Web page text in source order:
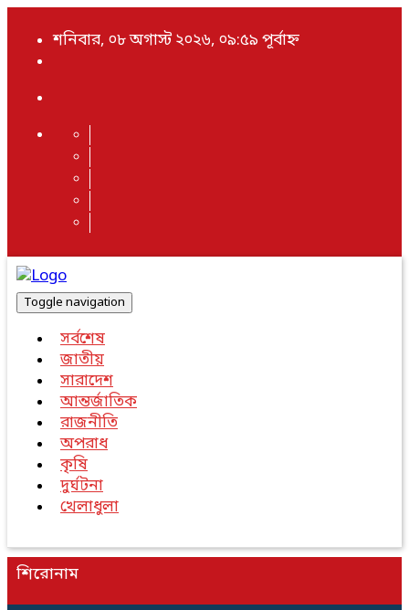
শনিবার, ০৮ অগাস্ট ২০২৬, ০৯:৫৯ পূর্বাহ্ন
Toggle navigation
সর্বশেষ
জাতীয়
সারাদেশ
আন্তর্জাতিক
রাজনীতি
অপরাধ
কৃষি
দুর্ঘটনা
খেলাধুলা
শিরোনাম